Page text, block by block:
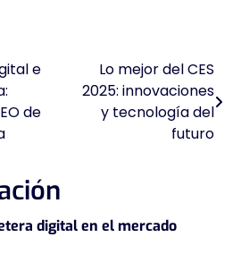
e
de
Lo mejor del CES
2025: innovaciones
y tecnología del
futuro
digital en el mercado